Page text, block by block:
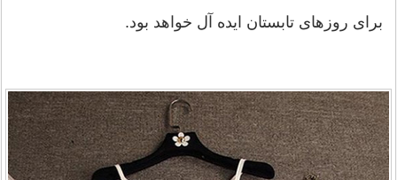
برای روزهای تابستان ایده آل خواهد بود.